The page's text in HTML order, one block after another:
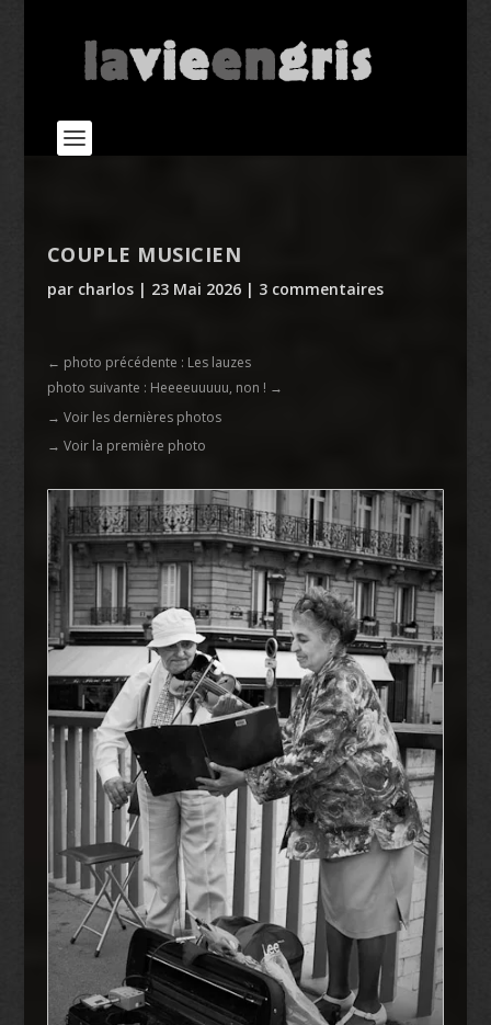
COUPLE MUSICIEN
par charlos| 23 Mai 2026| 3 commentaires
← photo précédente : Les lauzes
photo suivante : Heeeeuuuuu, non ! →
→ Voir les dernières photos
→ Voir la première photo